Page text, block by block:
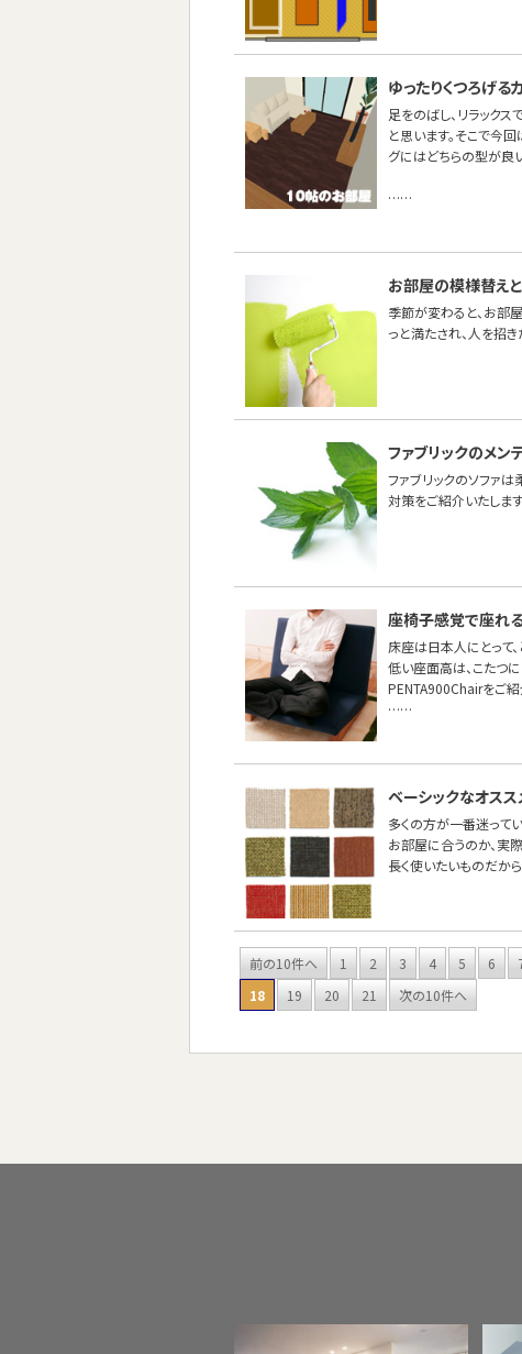
ゆったりくつろげる
足をのばし、リラック
と思います。そこで今
グにはどちらの型が良
……
お部屋の模様替え
季節が変わると、お部
っと満たされ、人を招
ファブリックのメン
ファブリックのソファ
対策をご紹介いたしま
座椅子感覚で座れ
床座は日本人にとって
低い座面高は、こたつ
PENTA900Chairをご紹
……
ベーシックなオス
多くの方が一番迷って
お部屋に合うのか、実
長く使いたいものだか
前の10件へ 1 2 3 4 5 6
18
19 20 21 次の10件へ